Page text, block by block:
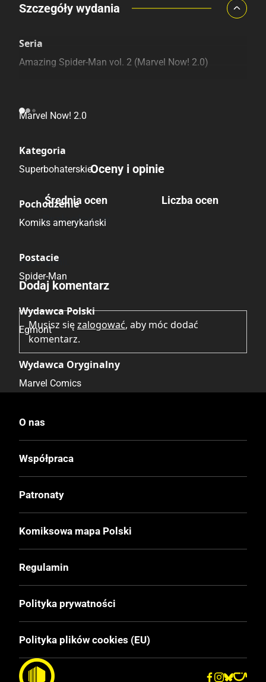
Porównaj ceny
Szczegóły wydania
Seria
Amazing Spider-Man vol. 2 (Marvel Now! 2.0)
Marvel Now! 2.0
Kategoria
Superbohaterskie
Pochodzenie
Komiks amerykański
Postacie
Spider-Man
Wydawca Polski
Egmont
Wydawca Oryginalny
Marvel Comics
Data Wydania
14.10.2020
Wydanie
I
Druk
Kolor
Miękka ze skrzydełkami
Format
Oceny i opinie
Średnia ocen
Brak głosów
Liczba ocen
Brak opinii.
Dodaj komentarz
Musisz sięzalogować, aby móc dodać
komentarz.
O nas
Współpraca
Patronaty
Komiksowa mapa Polski
Regulamin
Polityka prywatności
Polityka plików cookies (EU)